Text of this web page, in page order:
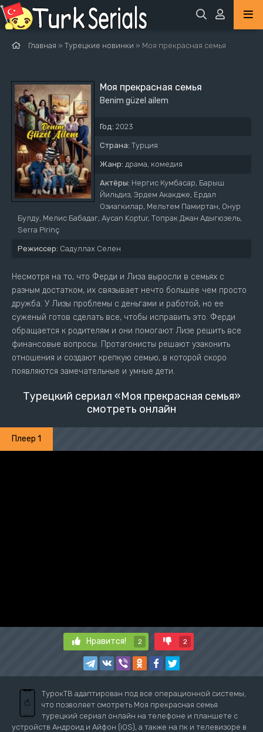
Главная » Турецкие новинки » Моя прекрасная семья
Моя прекрасная семья
Benim güzel ailem
Год: 2023
Страна: Турция
Жанр: драма, комедия
Актёры: Нергис Кумбасар, Барыш
Йильдиз, Эрдем Акакдже, Ердал
Озиагкилар, Мельтем Памиртан, Онур
Булду, Мелис Бабадаг, Aycan Koptur, Топрак Джан Адыгюзель,
Serra Pirinç
Режиссер: Садуллах Селен
Несмотря на то, что Ферди и Лиза выросли в семьях с
разным достатком, их связывает нечто большее чем просто
дружба. У Лизы проблемы с деньгами и работой, но ее
суженый готов сделать все, чтобы исправить это. Ферди
обращается к родителям и они помогают Лизе решить все
финансовые вопросы. Протагонисты решают узаконить
отношения и создают крепкую семью, в которой скоро
появляются замечательные и умные дети.
Турецкий сериал «Моя прекрасная семья»
смотреть онлайн
Плеер 1
Нравится! 2 2
ТурокТВ адаптирован под все операционной системы,
что позволяет смотреть Моя прекрасная семья
турецкий сериал онлайн на телефоне и планшете с
устройств Андроид и Айфон (iOS), а также на пк и телевизоре в